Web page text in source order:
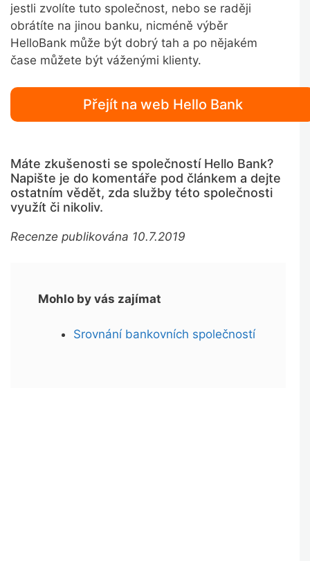
jestli zvolíte tuto společnost, nebo se raději
obrátíte na jinou banku, nicméně výběr
HelloBank může být dobrý tah a po nějakém
čase můžete být váženými klienty.
Přejít na web Hello Bank
Máte zkušenosti se společností Hello Bank?
Napište je do komentáře pod článkem a dejte
ostatním vědět, zda služby této společnosti
využít či nikoliv.
Recenze publikována 10.7.2019
Mohlo by vás zajímat
Srovnání bankovních společností